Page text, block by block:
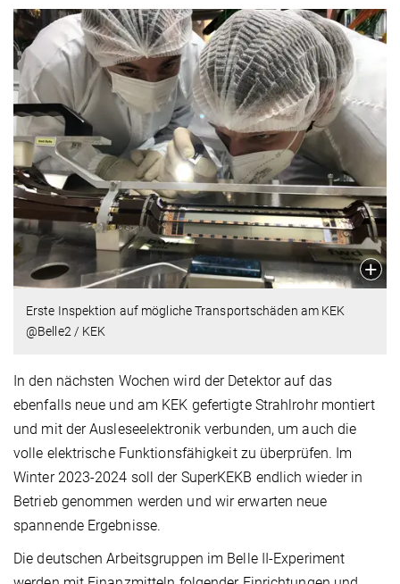
Erste Inspektion auf mögliche Transportschäden am KEK
@Belle2 / KEK
In den nächsten Wochen wird der Detektor auf das
ebenfalls neue und am KEK gefertigte Strahlrohr montiert
und mit der Ausleseelektronik verbunden, um auch die
volle elektrische Funktionsfähigkeit zu überprüfen. Im
Winter 2023-2024 soll der SuperKEKB endlich wieder in
Betrieb genommen werden und wir erwarten neue
spannende Ergebnisse.
Die deutschen Arbeitsgruppen im Belle II-Experiment